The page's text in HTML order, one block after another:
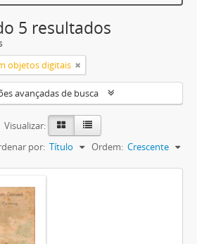
5 resultados
objetos digitais
avançadas de busca
Visualizar:
por: Título Ordem: Crescente